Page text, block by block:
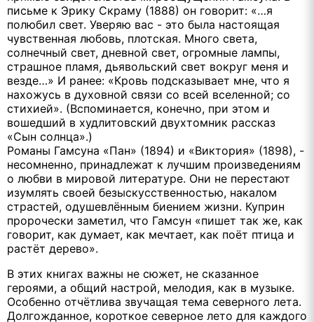
письме к Эрику Скраму (1888) он говорит: «…я
полюбил свет. Уверяю вac - это была настоящая
чувственная любовь, плотская. Много света,
солнечный свет, дневной свет, огромныe лампы,
страшное пламя, дьявольский свет вокруг меня и
везде…» И ранее: «Кровь подсказывает мне, что я
нахожусь в духовной связи со всей вселенной; со
стихией». (Вспоминается, конечно, при этом и
вошедший в худлитовский двухтомник рассказ
«Сын солнца».)
Романы Гамсуна «Пан» (1894) и «Виктория» (1898), -
несомненно, принадлежат к лучшим произведениям
о любви в мировой литературе. Они не перестают
изумлять своей безыскусственностью, накалом
страстей, одушевлённым биением жизни. Куприн
пророчески заметил, что Гамсун «пишет так же, как
говорит, как думает, как мечтает, как поёт птица и
растёт дерево».
В этих книгах важны не сюжет, не сказанное
героями, a общий настрой, мелодия, как в музыке.
Особенно отчётлива звучащая тема северного лeтa.
Долгожданное, короткое северное лето для каждого